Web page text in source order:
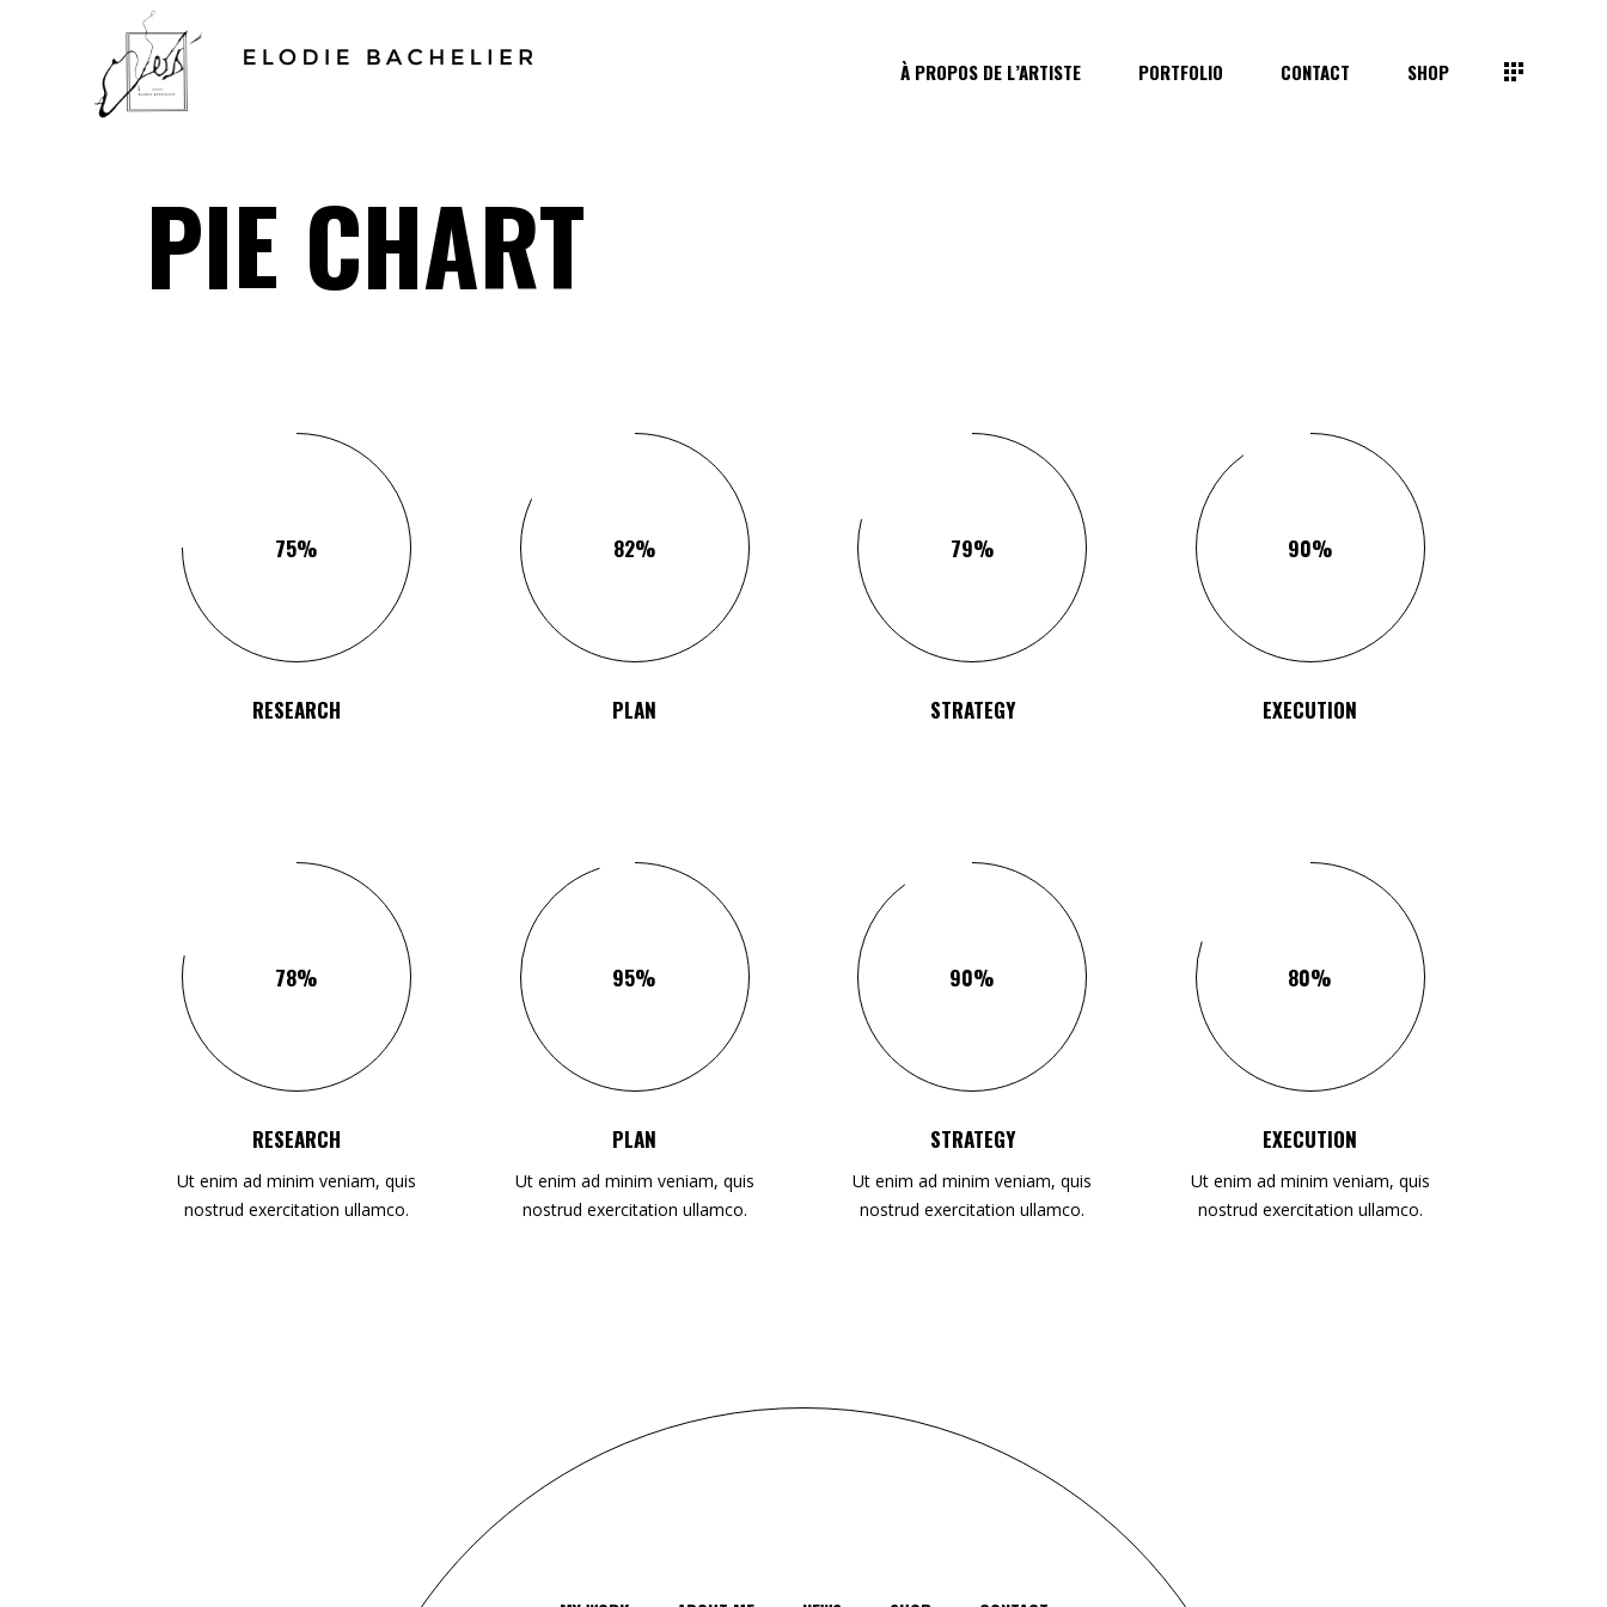
À PROPOS DE L’ARTISTE PORTFOLIO CONTACT SHOP
PIE CHART
75
RESEARCH
82
PLAN
79
STRATEGY
90
EXECUTION
78
RESEARCH
Ut enim ad minim veniam, quis
nostrud exercitation ullamco.
95
PLAN
Ut enim ad minim veniam, quis
nostrud exercitation ullamco.
90
STRATEGY
Ut enim ad minim veniam, quis
nostrud exercitation ullamco.
80
EXECUTION
Ut enim ad minim veniam, quis
nostrud exercitation ullamco.